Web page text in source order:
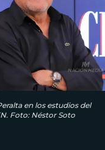
en los estudios del
Foto: Néstor Soto